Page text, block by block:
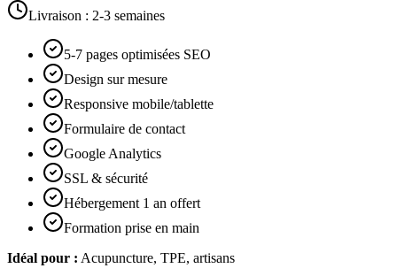
Livraison : 2-3 semaines
5-7 pages optimisées SEO
Design sur mesure
Responsive mobile/tablette
Formulaire de contact
Google Analytics
SSL & sécurité
Hébergement 1 an offert
Formation prise en main
Idéal pour : Acupuncture, TPE, artisans